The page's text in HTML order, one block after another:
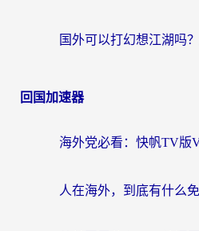
回国加速器